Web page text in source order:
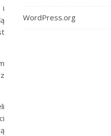
i
WordPress.org